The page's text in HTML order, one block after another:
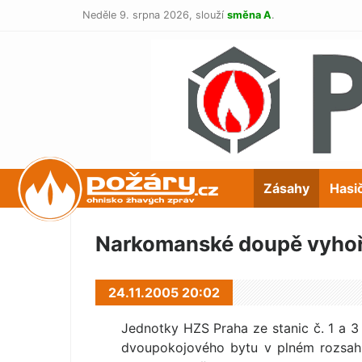
Neděle 9. srpna 2026, slouží směna A.
POŽÁRY.cz Zásahy
Narkomanské doupě
24.11.2005 20:02
Jednotky HZS Praha ze stanic č. 1 a
dvoupokojového bytu v plném